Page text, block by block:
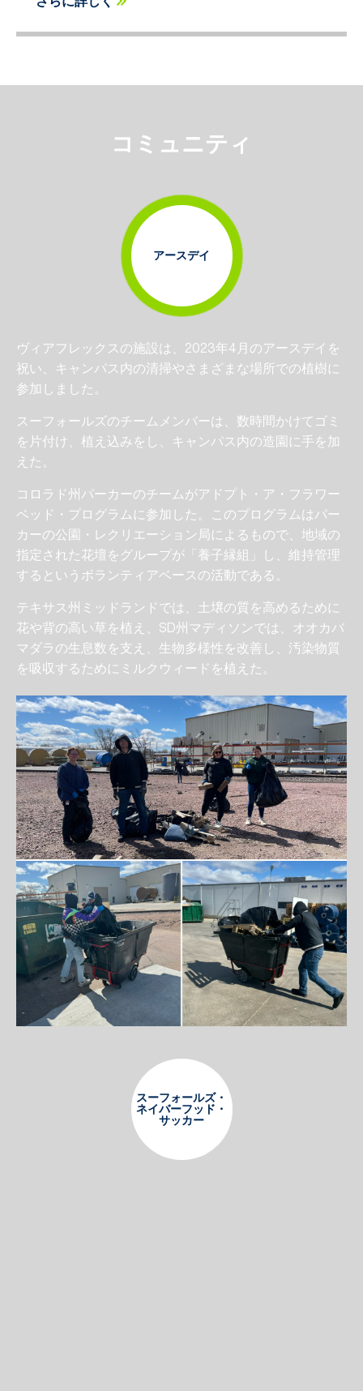
コミュニティ
アースデイ
ヴィアフレックスの施設は、2023年4月のアースデイを
祝い、キャンパス内の清掃やさまざまな場所での植樹に
参加しました。
スーフォールズのチームメンバーは、数時間かけてゴミ
を片付け、植え込みをし、キャンパス内の造園に手を加
えた。
コロラド州パーカーのチームがアドプト・ア・フラワー
ベッド・プログラムに参加した。このプログラムはパー
カーの公園・レクリエーション局によるもので、地域の
指定された花壇をグループが「養子縁組」し、維持管理
するというボランティアベースの活動である。
テキサス州ミッドランドでは、土壌の質を高めるために
花や背の高い草を植え、SD州マディソンでは、オオカバ
マダラの生息数を支え、生物多様性を改善し、汚染物質
を吸収するためにミルクウィードを植えた。
スーフォールズ・
ネイバーフッド・
サッカー